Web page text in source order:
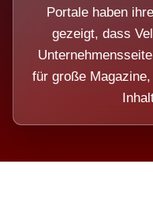
Portale haben
gezeigt, dass
für große